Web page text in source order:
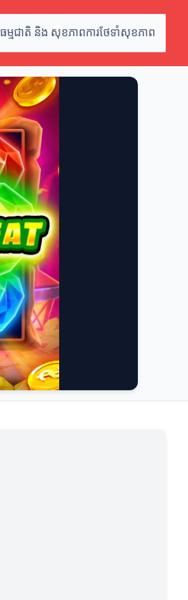
ធម្មជាតិ និង សុខភាពការថែទាំសុខភាព